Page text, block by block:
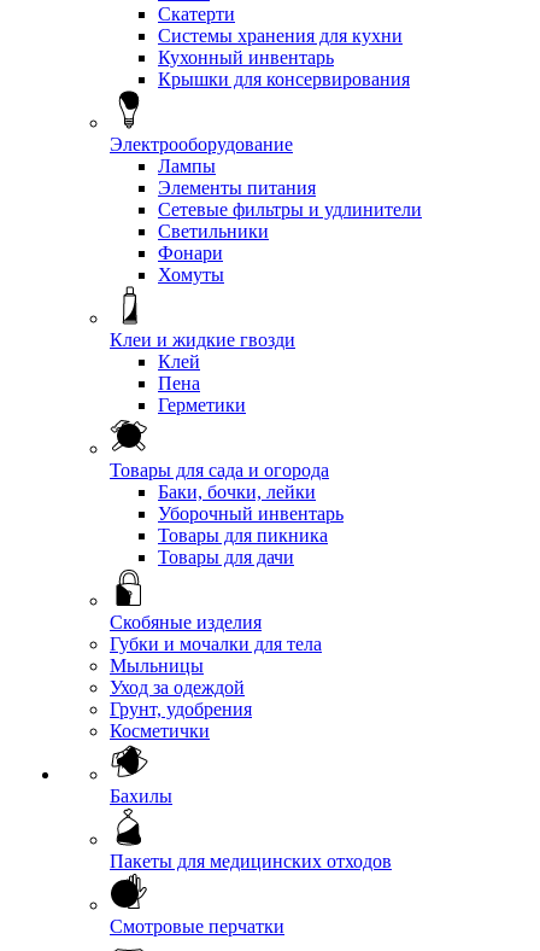
Скатерти
Системы хранения для кухни
Кухонный инвентарь
Крышки для консервирования
Электрооборудование
Лампы
Элементы питания
Сетевые фильтры и удлинители
Светильники
Фонари
Хомуты
Клеи и жидкие гвозди
Клей
Пена
Герметики
Товары для сада и огорода
Баки, бочки, лейки
Уборочный инвентарь
Товары для пикника
Товары для дачи
Скобяные изделия
Губки и мочалки для тела
Мыльницы
Уход за одеждой
Грунт, удобрения
Косметички
Бахилы
Пакеты для медицинских отходов
Смотровые перчатки